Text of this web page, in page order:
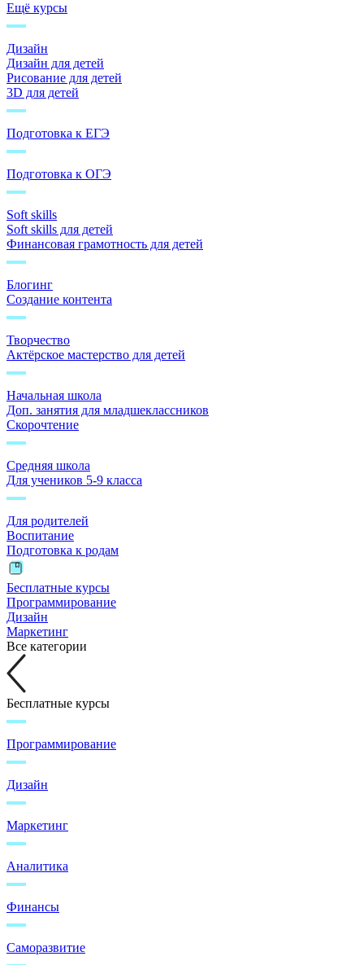
Ещё курсы
Дизайн
Дизайн для детей
Рисование для детей
3D для детей
Подготовка к ЕГЭ
Подготовка к ОГЭ
Soft skills
Soft skills для детей
Финансовая грамотность для детей
Блогинг
Создание контента
Творчество
Актёрское мастерство для детей
Начальная школа
Доп. занятия для младшеклассников
Скорочтение
Средняя школа
Для учеников 5-9 класса
Для родителей
Воспитание
Подготовка к родам
Бесплатные курсы
Программирование
Дизайн
Маркетинг
Все категории
Бесплатные курсы
Программирование
Дизайн
Маркетинг
Аналитика
Финансы
Саморазвитие